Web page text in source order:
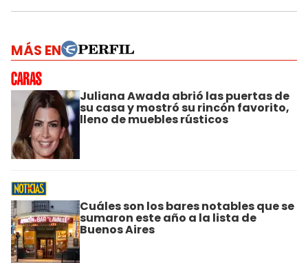
MÁS EN
Juliana Awada abrió las puertas de
su casa y mostró su rincón favorito,
lleno de muebles rústicos
Cuáles son los bares notables que se
sumaron este año a la lista de
Buenos Aires